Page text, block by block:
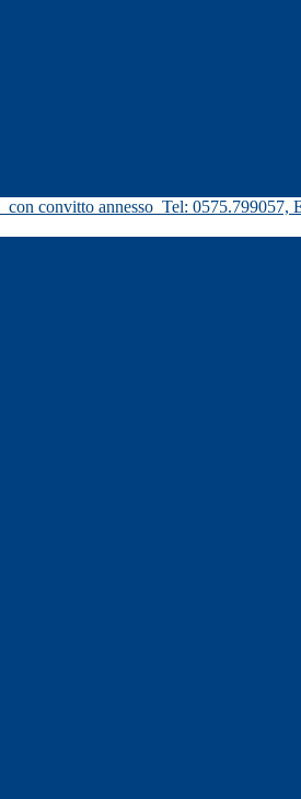
con convitto annesso Tel: 0575.799057,